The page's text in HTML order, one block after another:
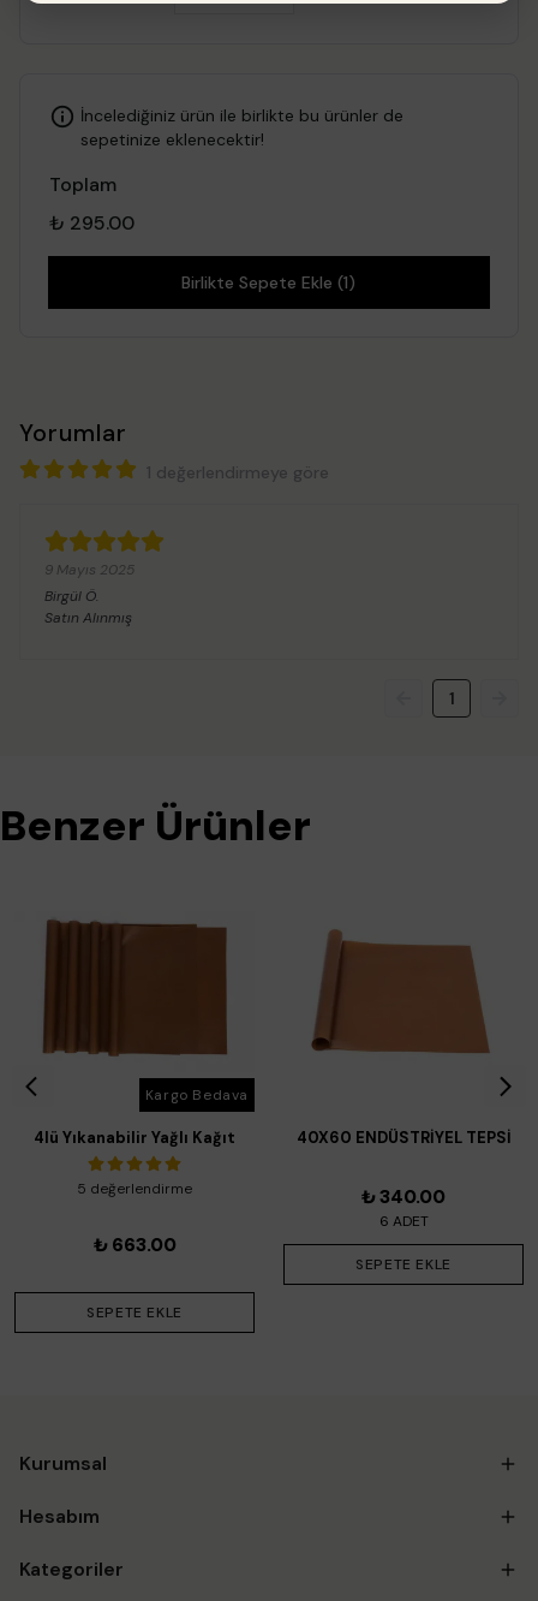
İncelediğiniz ürün ile birlikte bu ürünler de
sepetinize eklenecektir!
Toplam
₺ 295.00
Birlikte Sepete Ekle (1)
Yorumlar
1 değerlendirmeye göre
9 Mayıs 2025
Birgül Ö.
Satın Alınmış
1
Benzer Ürünler
Kargo Bedava
4lü Yıkanabilir Yağlı Kağıt
5 değerlendirme
₺ 663.00
SEPETE EKLE
40X60 ENDÜSTRİYEL TEPSİ
₺ 340.00
6 ADET
SEPETE EKLE
Kurumsal
Hesabım
Kategoriler